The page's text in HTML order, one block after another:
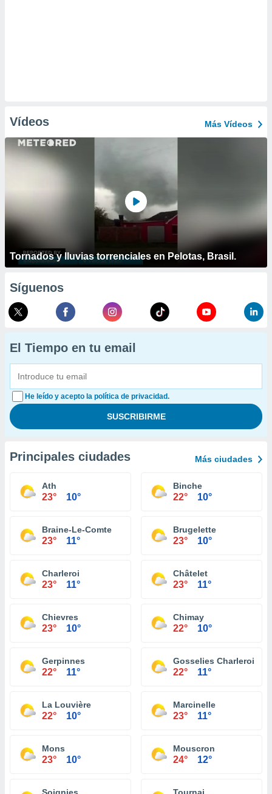
Vídeos Más Vídeos
Tornados y lluvias torrenciales en Pelotas, Brasil.
Síguenos
El Tiempo en tu email
He leído y acepto la política de privacidad.
Principales ciudades Más ciudades
Ath
23° 10°
Binche
22° 10°
Braine-Le-Comte
23° 11°
Brugelette
23° 10°
Charleroi
23° 11°
Châtelet
23° 11°
Chievres
23° 10°
Chimay
22° 10°
Gerpinnes
22° 11°
Gosselies Charleroi
22° 11°
La Louvière
22° 10°
Marcinelle
23° 11°
Mons
23° 10°
Mouscron
24° 12°